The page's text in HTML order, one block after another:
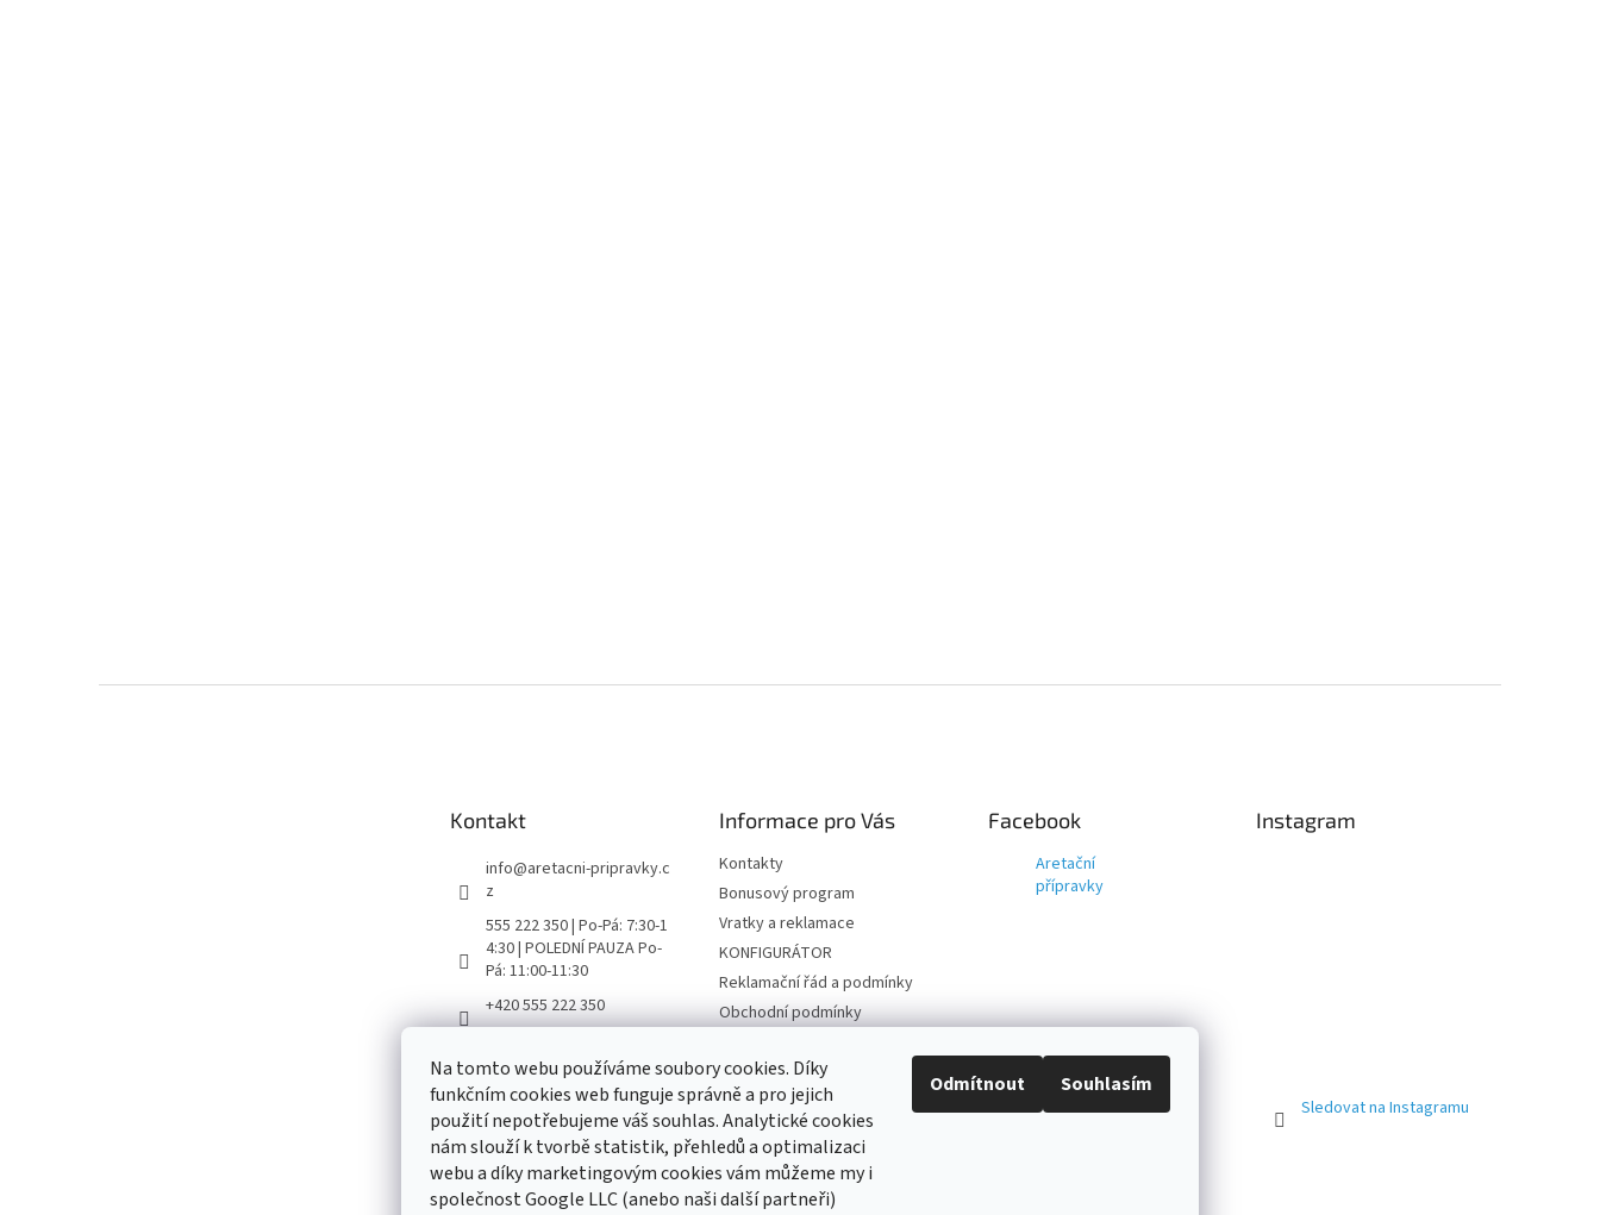
Na tomto webu používáme soubory cookies. Díky
funkčním cookies web funguje správně a pro jejich
použití nepotřebujeme váš souhlas. Analytické cookies
nám slouží k tvorbě statistik, přehledů a optimalizaci
webu a díky marketingovým cookies vám můžeme my i
společnost Google LLC (anebo naši další partneři)
Odmítnout Souhlasím
Kontakt
info@aretacni-pripravky.c
z
555 222 350 | Po-Pá: 7:30-1
4:30 | POLEDNÍ PAUZA Po-
Pá: 11:00-11:30
+420 555 222 350
aretacni_pripravky
Informace pro Vás
Kontakty
Bonusový program
Vratky a reklamace
KONFIGURÁTOR
Reklamační řád a podmínky
Obchodní podmínky
údajů
Hodnocení obchodu
Facebook
Aretační
přípravky
Instagram
Sledovat na Instagramu
Odebírat newsletter